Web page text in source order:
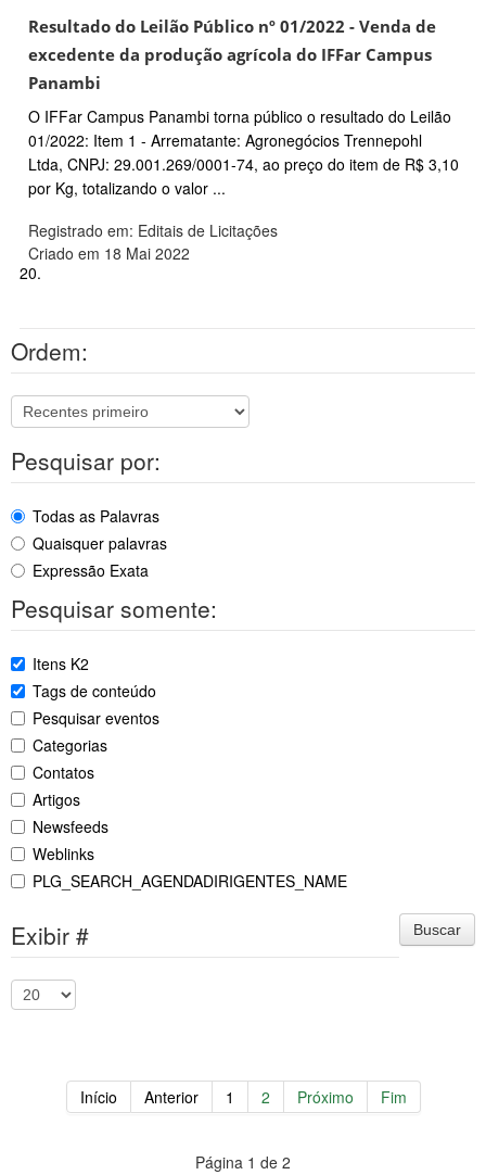
Resultado do Leilão Público nº 01/2022 - Venda de
excedente da produção agrícola do IFFar Campus
Panambi
O IFFar Campus Panambi torna público o resultado do Leilão
01/2022: Item 1 - Arrematante: Agronegócios Trennepohl
Ltda, CNPJ: 29.001.269/0001-74, ao preço do item de R$ 3,10
por Kg, totalizando o valor ...
Registrado em: Editais de Licitações
Criado em 18 Mai 2022
20.
Ordem:
Pesquisar por:
Todas as Palavras
Quaisquer palavras
Expressão Exata
Pesquisar somente:
Itens K2
Tags de conteúdo
Pesquisar eventos
Categorias
Contatos
Artigos
Newsfeeds
Weblinks
PLG_SEARCH_AGENDADIRIGENTES_NAME
Buscar
Exibir #
Início Anterior 1 2 Próximo Fim
Página 1 de 2